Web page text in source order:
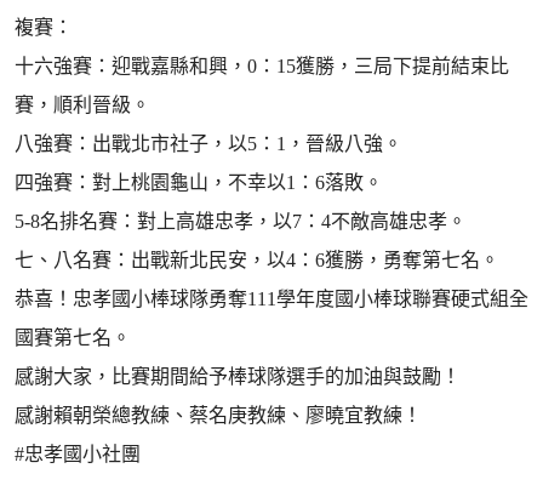
複賽：
十六強賽：迎戰嘉縣和興，0：15獲勝，三局下提前結束比
賽，順利晉級。
八強賽：出戰北市社子，以5：1，晉級八強。
四強賽：對上桃園龜山，不幸以1：6落敗。
5-8名排名賽：對上高雄忠孝，以7：4不敵高雄忠孝。
七、八名賽：出戰新北民安，以4：6獲勝，勇奪第七名。
恭喜！忠孝國小棒球隊勇奪111學年度國小棒球聯賽硬式組全
國賽第七名。
感謝大家，比賽期間給予棒球隊選手的加油與鼓勵！
感謝賴朝榮總教練、蔡名庚教練、廖曉宜教練！
#忠孝國小社團